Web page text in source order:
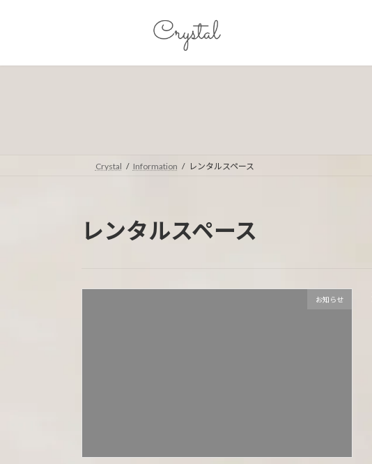
Crystal Information レンタルスペース
レンタルスペース
お知らせ